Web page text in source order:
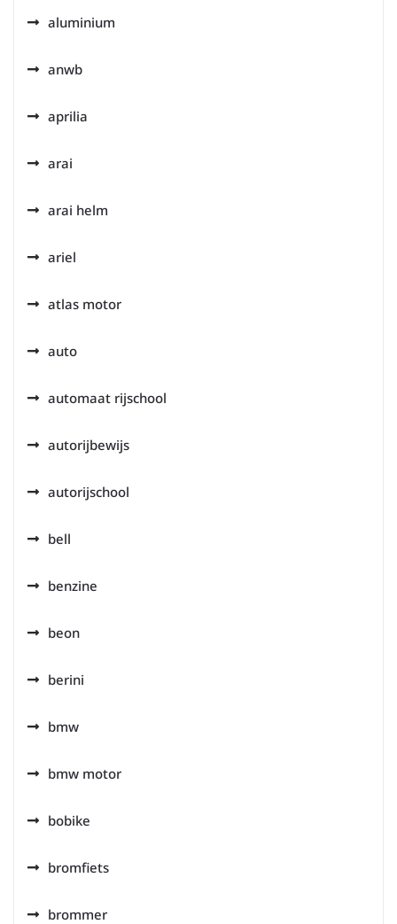
aluminium
anwb
aprilia
arai
arai helm
ariel
atlas motor
auto
automaat rijschool
autorijbewijs
autorijschool
bell
benzine
beon
berini
bmw
bmw motor
bobike
bromfiets
brommer